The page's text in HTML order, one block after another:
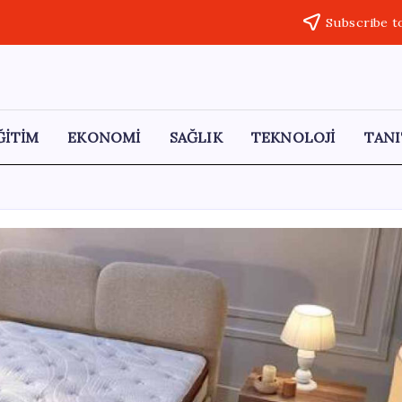
Subscribe
EKONOMİ SAĞLIK TEKNOLOJİ